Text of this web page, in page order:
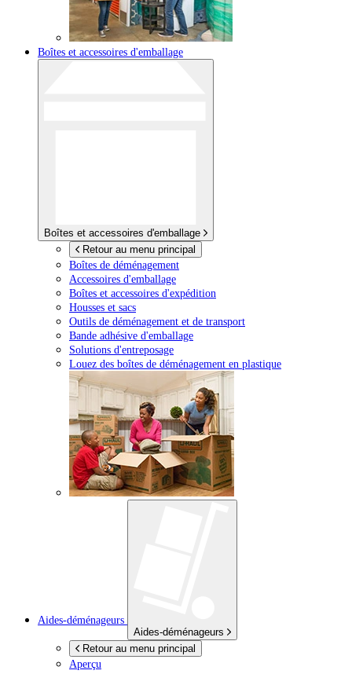
Boîtes et accessoires d'emballage
Boîtes et accessoires d'emballage
Retour au menu principal
Boîtes de déménagement
Accessoires d'emballage
Boîtes et accessoires d'expédition
Housses et sacs
Outils de déménagement et de transport
Bande adhésive d'emballage
Solutions d'entreposage
Louez des boîtes de déménagement en plastique
Aides-déménageurs
Aides-déménageurs
Retour au menu principal
Aperçu